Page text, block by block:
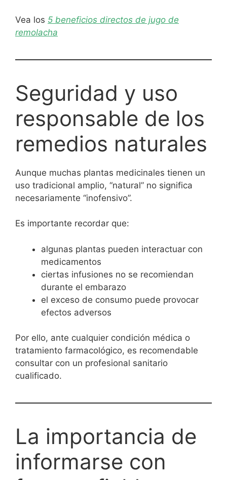
Vea los 5 beneficios directos de jugo de
remolacha
Seguridad y uso
responsable de los
remedios naturales
Aunque muchas plantas medicinales tienen un
uso tradicional amplio, “natural” no significa
necesariamente “inofensivo”.
Es importante recordar que:
algunas plantas pueden interactuar con
medicamentos
ciertas infusiones no se recomiendan
durante el embarazo
el exceso de consumo puede provocar
efectos adversos
Por ello, ante cualquier condición médica o
tratamiento farmacológico, es recomendable
consultar con un profesional sanitario
cualificado.
La importancia de
informarse con